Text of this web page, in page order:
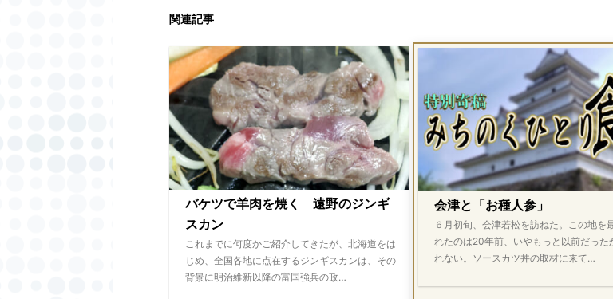
関連記事
バケツで羊肉を焼く 遠野のジンギ
スカン
これまでに何度かご紹介してきたが、北海道をは
じめ、全国各地に点在するジンギスカンは、その
背景に明治維新以降の富国強兵の政…
会津と「お種人参」
６月初旬、会津若松を訪ねた。この地を
れたのは20年前、いやもっと以前だった
れない。ソースカツ丼の取材に来て…